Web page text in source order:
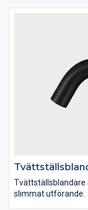
Tvättställsblandare
slimmat utförande.